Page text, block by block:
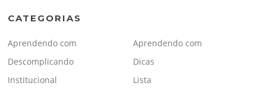
CATEGORIAS
Aprendendo com
Aprendendo com
Descomplicando
Dicas
Institucional
Lista